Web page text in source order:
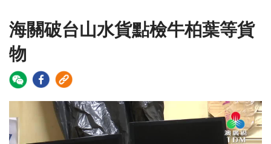
海關破台山水貨點檢牛柏葉等貨
物
Player